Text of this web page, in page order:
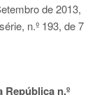
de 2013,
n.º 193, de 7
República n.º